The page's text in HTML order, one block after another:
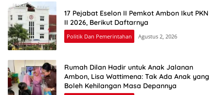
17 Pejabat Eselon II Pemkot Ambon Ikut PKN
II 2026, Berikut Daftarnya
Politik Dan Pemerintahan Agustus 2, 2026
Rumah Dilan Hadir untuk Anak Jalanan
Ambon, Lisa Wattimena: Tak Ada Anak yang
Boleh Kehilangan Masa Depannya